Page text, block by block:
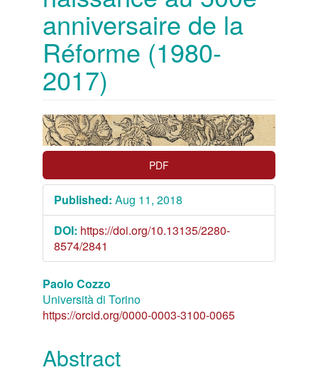
anniversaire de la
Réforme (1980-
2017)
Article
Sidebar
PDF
Published: Aug 11, 2018
DOI: https://doi.org/10.13135/2280-
8574/2841
Main
Article
Paolo Cozzo
Università di Torino
https://orcid.org/0000-0003-3100-0065
Abstract